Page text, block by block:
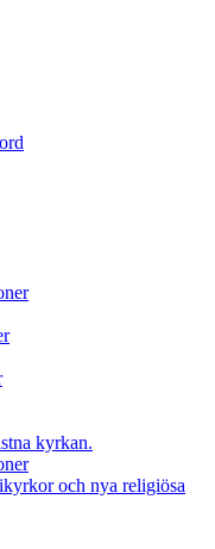
kyrkan.
och nya religiösa